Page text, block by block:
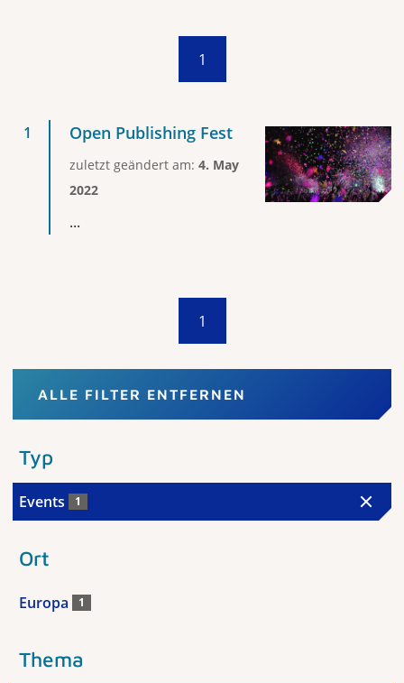
1
Open Publishing Fest
zuletzt geändert am: 4. May
2022
...
1
ALLE FILTER ENTFERNEN
Typ
Events 1
Ort
Europa 1
Thema